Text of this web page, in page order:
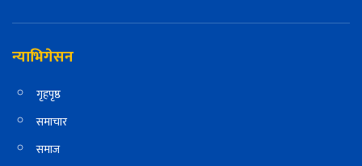
न्याभिगेसन
गृहपृष्ठ
समाचार
समाज